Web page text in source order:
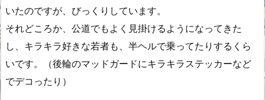
いたのですが、びっくりしています。
それどころか、公道でもよく見掛けるようになってきた
し、キラキラ好きな若者も、半ヘルで乗ってたりするくら
いです。（後輪のマッドガードにキラキラステッカーなど
でデコったり）